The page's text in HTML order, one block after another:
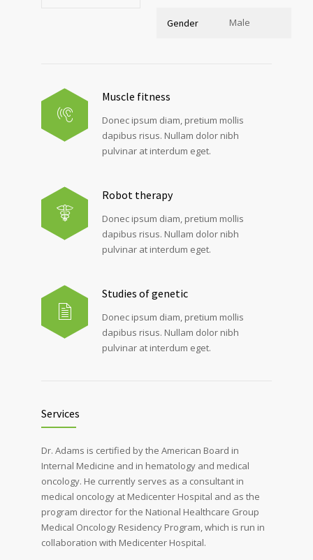
Gender Male
Muscle fitness
Donec ipsum diam, pretium mollis
dapibus risus. Nullam dolor nibh
pulvinar at interdum eget.
Robot therapy
Donec ipsum diam, pretium mollis
dapibus risus. Nullam dolor nibh
pulvinar at interdum eget.
Studies of genetic
Donec ipsum diam, pretium mollis
dapibus risus. Nullam dolor nibh
pulvinar at interdum eget.
Services
Dr. Adams is certified by the American Board in
Internal Medicine and in hematology and medical
oncology. He currently serves as a consultant in
medical oncology at Medicenter Hospital and as the
program director for the National Healthcare Group
Medical Oncology Residency Program, which is run in
collaboration with Medicenter Hospital.